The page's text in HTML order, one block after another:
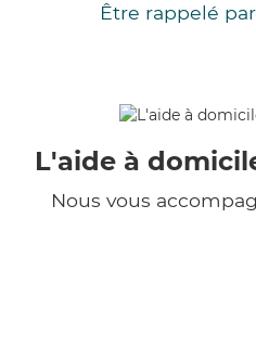
Être rappelé
L'aide à
Nous vous